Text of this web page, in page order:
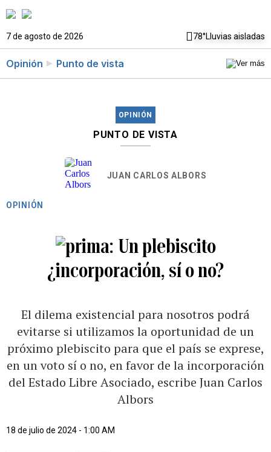
7 de agosto de 2026 78°Lluvias aisladas
Opinión Punto de vista
OPINIÓN
PUNTO DE VISTA
JUAN CARLOS ALBORS
OPINIÓN
Un plebiscito
¿incorporación, sí o no?
El dilema existencial para nosotros podrá
evitarse si utilizamos la oportunidad de un
próximo plebiscito para que el país se exprese,
en un voto sí o no, en favor de la incorporación
del Estado Libre Asociado, escribe Juan Carlos
Albors
18 de julio de 2024 - 1:00 AM